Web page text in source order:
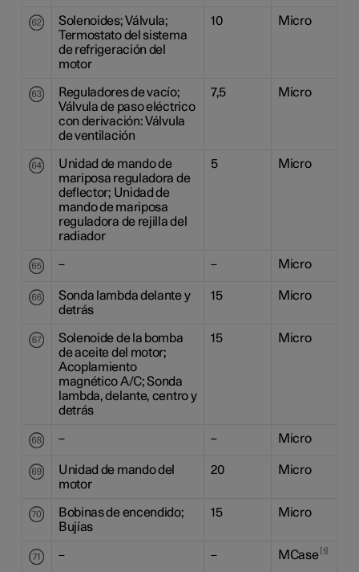
Solenoides; Válvula;
Termostato del sistema
de refrigeración del
motor
10 Micro
Reguladores de vacío;
Válvula de paso eléctrico
con derivación: Válvula
de ventilación
7,5 Micro
Unidad de mando de
mariposa reguladora de
deflector; Unidad de
mando de mariposa
reguladora de rejilla del
radiador
5 Micro
– – Micro
Sonda lambda delante y
detrás
15 Micro
Solenoide de la bomba
de aceite del motor;
Acoplamiento
magnético A/C; Sonda
lambda, delante, centro y
detrás
15 Micro
– – Micro
Unidad de mando del
motor
20 Micro
Bobinas de encendido;
Bujías
15 Micro
– – MCase 1